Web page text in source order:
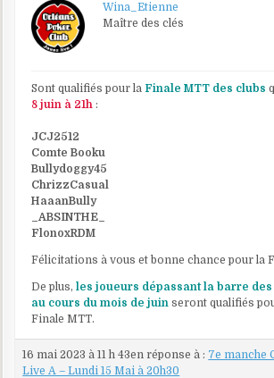
Wina_Etienne
Maître des clés
Sont qualifiés pour laFinale MTT des clubs
8 juin à 21h :
JCJ2512
Comte Booku
Bullydoggy45
ChrizzCasual
HaaanBully
_ABSINTHE_
FlonoxRDM
Félicitations à vous et bonne chance pour la
De plus,les joueurs dépassant la barre
au cours du mois de juin seront qualifiés
Finale MTT.
16 mai 2023 à 11 h 43en réponse à : 7e manche
Live A – Lundi 15 Mai à 20h30